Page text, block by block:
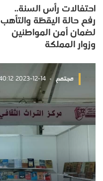
احتفالات رأس السنة..
رفع حالة اليقظة والتأهب
لضمان أمن المواطنين
وزوار المملكة
مجتمع 2023-12-14 20:40:12